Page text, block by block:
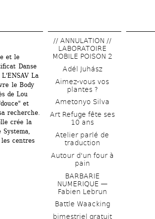
main
et le
Danse
La
le Body
de Lou
et
recherche.
crée la
centres
// ANNULATION //
LABORATOIRE
MOBILE POISON 2
Adél Juhász
Aimez-vous vos
plantes ?
Ametonyo Silva
Art Refuge fête ses
10 ans
Atelier parlé de
traduction
Autour d'un four à
pain
BARBARIE
NUMERIQUE —
Fabien Lebrun
Battle Waacking
bimestriel gratuit